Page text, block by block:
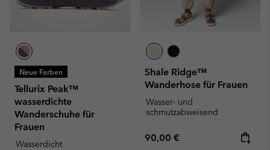
Neue Farben
Tellurix Peak™
wasserdichte
Wanderschuhe für
Frauen
Wasserdicht
Shale Ridge™
Wanderhose für Frauen
Wasser- und
schmutzabweisend
Regular price:
90,00 €